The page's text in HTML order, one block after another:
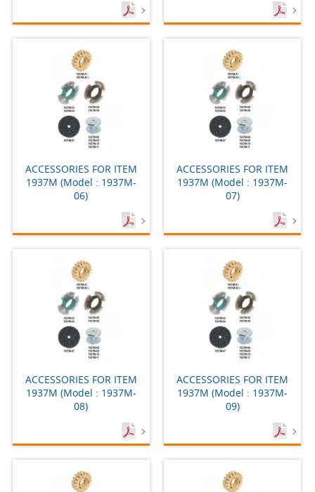
ACCESSORIES FOR ITEM
1937M (Model : 1937M-
06)
ACCESSORIES FOR ITEM
1937M (Model : 1937M-
07)
ACCESSORIES FOR ITEM
1937M (Model : 1937M-
08)
ACCESSORIES FOR ITEM
1937M (Model : 1937M-
09)